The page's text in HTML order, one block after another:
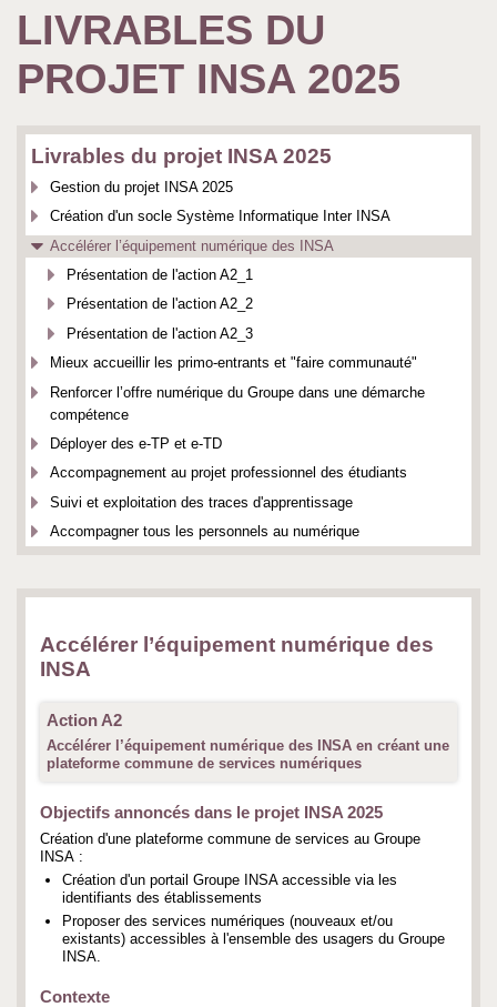
LIVRABLES DU
PROJET INSA 2025
Accélérer l’équipement numérique des
INSA
Action A2
Accélérer l’équipement numérique des INSA en créant une
plateforme commune de services numériques
Objectifs annoncés dans le projet INSA 2025
Création d'une plateforme commune de services au Groupe
INSA :
Création d'un portail Groupe INSA accessible via les
identifiants des établissements
Proposer des services numériques (nouveaux et/ou
existants) accessibles à l'ensemble des usagers du Groupe
INSA.
Contexte
Livrables du projet INSA 2025
Gestion du projet INSA 2025
Création d'un socle Système Informatique Inter INSA
Accélérer l’équipement numérique des INSA
Présentation de l'action A2_1
Présentation de l'action A2_2
Présentation de l'action A2_3
Mieux accueillir les primo-entrants et "faire communauté"
Renforcer l’offre numérique du Groupe ​dans une démarche
compétence
Déployer des e-TP et e-TD
Accompagnement au projet professionnel des étudiants
Suivi et exploitation des traces d'apprentissage
Accompagner tous les personnels au numérique